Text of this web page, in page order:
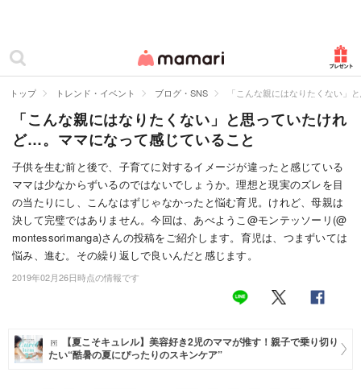
ママリ
カテゴリー一覧
妊娠
出産
赤ちゃん・育児
子育て・家族
病院
美容・ファッション
住まい
トップ トレンド・イベント ブログ・SNS 「こんな親にはなりたくない」
「こんな親にはなりたくない」と思っていたけれ
ど…。ママになって感じていること
子供を生む前と後で、子育てに対するイメージが違ったと感じている
ママは少なからずいるのではないでしょうか。理想と現実のズレを目
の当たりにし、こんなはずじゃなかったと悩む育児。けれど、母親は
決して完璧ではありません。今回は、あべようこ@モンテッソーリ(@
montessorimanga)さんの投稿をご紹介します。育児は、つまずいては
悩み、進む。その繰り返しで良いんだと感じます。
2019年02月26日時点の情報です
【夏こそキュレル】美容好き2児のママが推す！親子で乗り切り
たい“酷暑の夏にぴったりのスキンケア”